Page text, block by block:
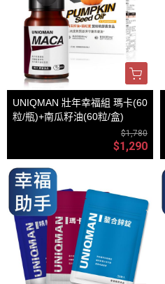
UNIQMAN 壯年幸福組 瑪卡(60
粒/瓶)+南瓜籽油(60粒/盒)
$1,780
$1,290